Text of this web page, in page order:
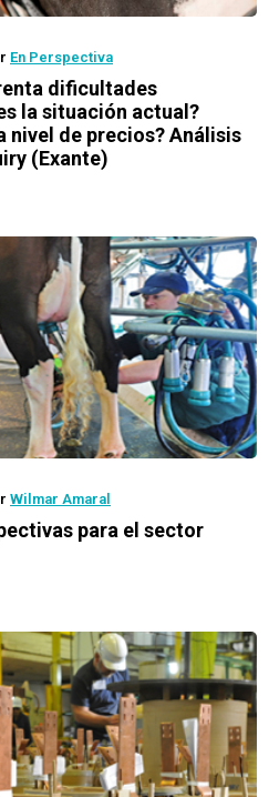
En Perspectiva
dificultades
la situación actual?
nivel de precios? Análisis
(Exante)
Wilmar Amaral
para el sector